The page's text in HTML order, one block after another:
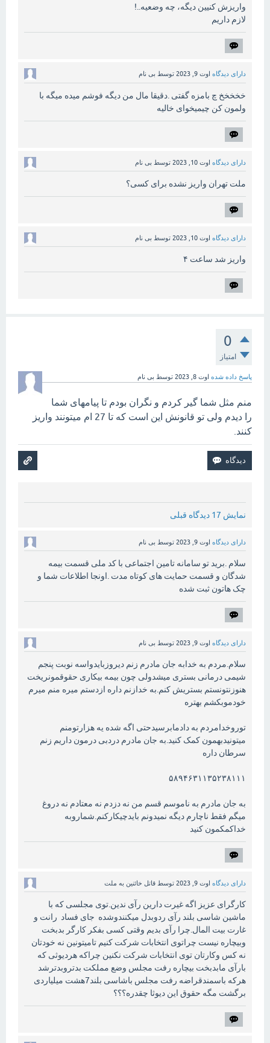
واریزش کنیین دیگه، چه وضعیه..!
لازم داریم
دارای دیدگاه اوت 9, 2023 توسط بی نام
خخخخخ چ بامزه گفتی .دقیقا مال من دیگه فوشم میده میگه با
ولمون کن چیمیخوای خالیه
دارای دیدگاه اوت 10, 2023 توسط بی نام
ملت تهران واریز نشده برای کسی؟
دارای دیدگاه اوت 10, 2023 توسط بی نام
واریز شد ساعت ۴
0
امتیاز
پاسخ داده شده اوت 8, 2023 توسط بی نام
منم مثل شما گیر کردم و نگران بودم تا پیامهای شما
را دیدم ولی تو قانونش این است که تا 27 ام میتونند واریز
کنند.
نمایش 17 دیدگاه قبلی
دارای دیدگاه اوت 9, 2023 توسط بی نام
سلام .برید تو سامانه تامین اجتماعی با کد ملی قسمت بیمه
شدگان و قسمت حمایت های کوتاه مدت .اونجا اطلاعات شما و
چک هاتون ثبت شده
دارای دیدگاه اوت 9, 2023 توسط بی نام
سلام.مردم به خدابه جان مادرم زنم دیروزبایدواسه نوبت پنجم
شیمی درمانی بستری میشدولی چون بیمه بیکاری حقوقمونریخت
هنوزنتونستم بستریش کنم.به خدازنم داره ازدستم میره منم میرم
خودموبکشم بهتره
توروخدامردم به دادمابرسیدحتی اگه شده یه هزارتومنم
میتونیدبهمون کمک کنید.به جان مادرم دردبی درمون داریم زنم
سرطان داره
۵۸۹۴۶۳۱۱۳۵۲۳۸۱۱۱
به جان مادرم به ناموسم قسم من نه دزدم نه معتادم نه دروغ
میگم فقط ناچارم دیگه نمیدونم بایدچیکارکنم.شماروبه
خداکمکمون کنید
دارای دیدگاه اوت 9, 2023 توسط قاتل خائنین به ملت
کارگرای عزیز اگه غیرت دارین رآی ندین.توی مجلسی که با
ماشین شاسی بلند رآی ردوبدل میکنندوشده جای فساد رانت و
غارت بیت المال.چرا رآی بدیم وقتی کسی بفکر کارگر بدبخت
وبیچاره نیست چراتوی انتخابات شرکت کنیم تامیتونین نه خودتان
نه کس وکارتان توی انتخابات شرکت نکنین چراکه هردیوثی که
بارآی مابدبخت بیچاره رفت مجلس وضع مملکت بدتروبدترشد
هرکه باسمندقراضه رفت مجلس باشاسی بلند7هشت میلیاردی
برگشت مگه حقوق این دیوثا چقدره؟؟؟